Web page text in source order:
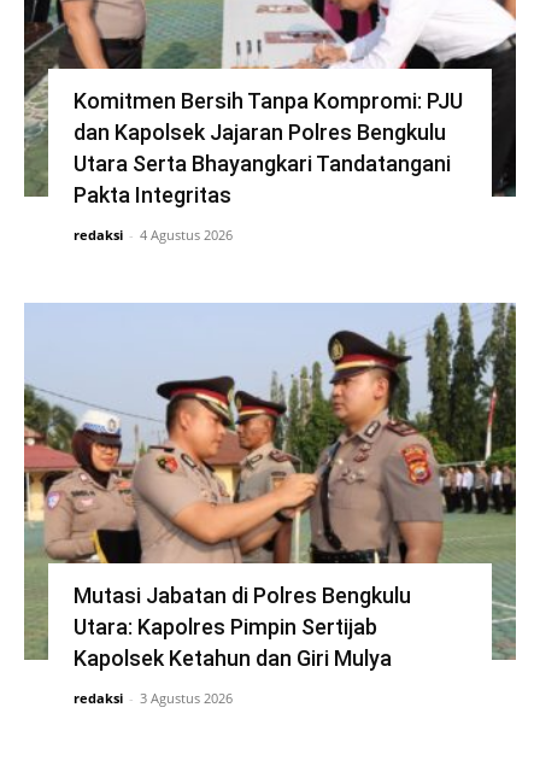
Komitmen Bersih Tanpa Kompromi: PJU
dan Kapolsek Jajaran Polres Bengkulu
Utara Serta Bhayangkari Tandatangani
Pakta Integritas
redaksi - 4 Agustus 2026
Mutasi Jabatan di Polres Bengkulu
Utara: Kapolres Pimpin Sertijab
Kapolsek Ketahun dan Giri Mulya
redaksi - 3 Agustus 2026